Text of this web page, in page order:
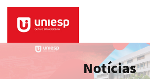
Notícias